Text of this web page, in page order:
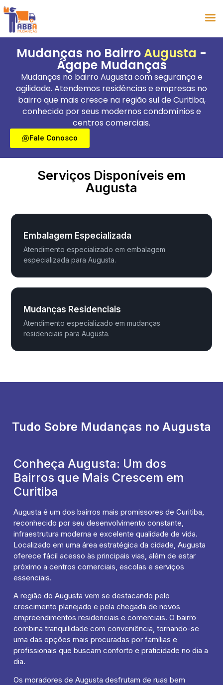
Mudanças no BairroAugusta -
Ágape Mudanças
Mudanças no bairro Augusta com segurança e
agilidade. Atendemos residências e empresas no
bairro que mais cresce na região sul de Curitiba,
conhecido por seus modernos condomínios e
centros comerciais.
Fale Conosco
Serviços Disponíveis em
Augusta
Embalagem Especializada
Atendimento especializado em embalagem
especializada para Augusta.
Mudanças Residenciais
Atendimento especializado em mudanças
residenciais para Augusta.
Tudo Sobre Mudanças no Augusta
Conheça Augusta: Um dos
Bairros que Mais Crescem em
Curitiba
Augusta é um dos bairros mais promissores de Curitiba,
reconhecido por seu desenvolvimento constante,
infraestrutura moderna e excelente qualidade de vida.
Localizado em uma área estratégica da cidade, Augusta
oferece fácil acesso às principais vias, além de estar
próximo a centros comerciais, escolas e serviços
essenciais.
A região do Augusta vem se destacando pelo
crescimento planejado e pela chegada de novos
empreendimentos residenciais e comerciais. O bairro
combina tranquilidade com conveniência, tornando-se
uma das opções mais procuradas por famílias e
profissionais que buscam conforto e praticidade no dia a
dia.
Os moradores de Augusta desfrutam de ruas bem